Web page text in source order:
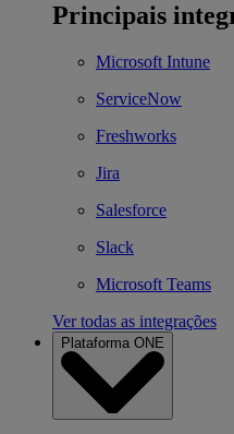
Principais
Microsoft Intune
ServiceNow
Freshworks
Jira
Salesforce
Slack
Microsoft Teams
Ver todas as integrações
Plataforma ONE